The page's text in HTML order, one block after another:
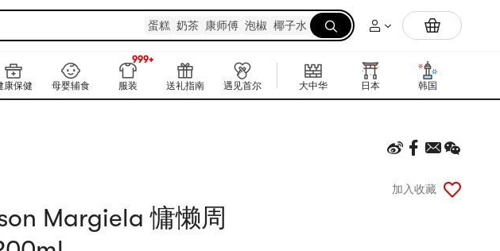
Yami自研抹茶粉上线🔥在家实现抹茶拿铁自由
蛋糕 奶茶 康师傅 泡椒 椰子水
康保健 母婴辅食 服装
999+
上新
999+
送礼指南 遇见首尔 大中华 日本 韩国
Margiela 慵懒周
加入收藏